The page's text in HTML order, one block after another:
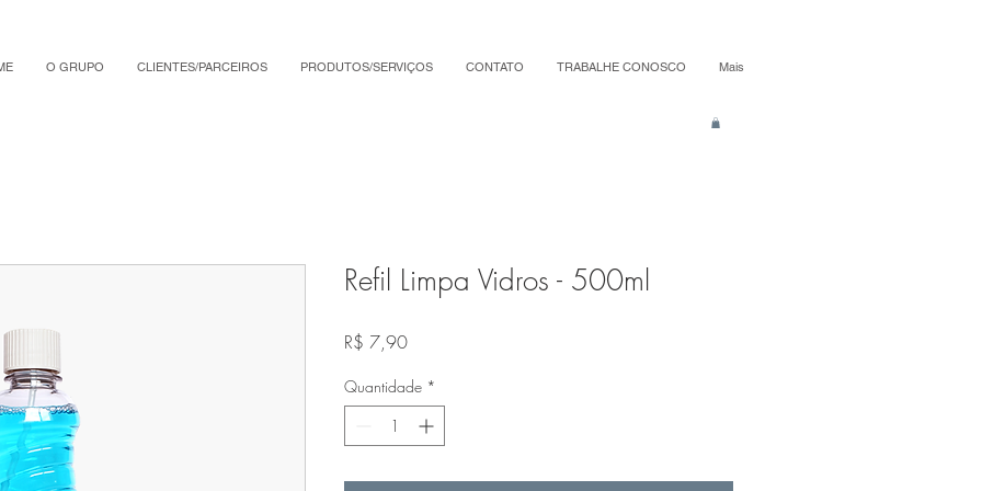
O GRUPO CLIENTES/PARCEIROS PRODUTOS/SERVIÇOS CONTATO TRABALHE CONOSCO Mais
Refil Limpa Vidros - 500ml
R$ 7,90Preço
Quantidade *